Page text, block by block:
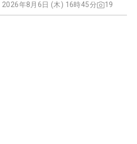
2026年8月6日 (木) 16時45分 19